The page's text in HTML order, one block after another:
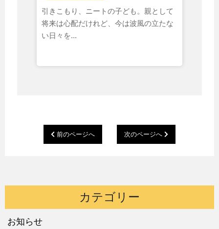
引きこもり、ニートの子ども。親として
将来は心配だけれど、今は波風の立たな
い日々を...
前のページへ 次のページへ
カテゴリー
お知らせ